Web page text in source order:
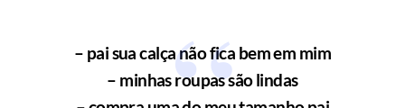
– pai sua calça não fica bem em mim
– minhas roupas são lindas